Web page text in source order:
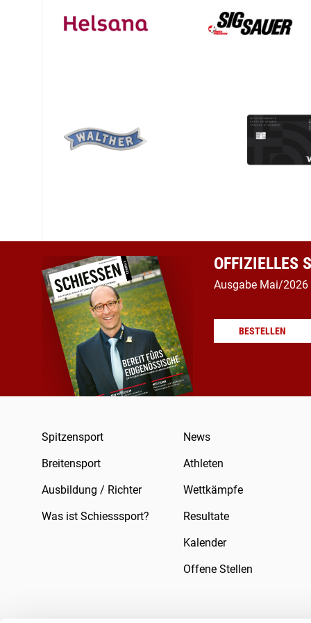
OFFIZIELLES
Ausgabe Mai/2026
BESTELLEN
Spitzensport
Breitensport
Ausbildung / Richter
Was ist Schiesssport?
News
Athleten
Wettkämpfe
Resultate
Kalender
Offene Stellen